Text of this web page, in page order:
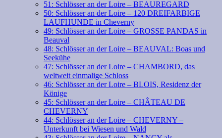
51: Schlösser an der Loire – BEAUREGARD
50: Schlösser an der Loire – 120 DREIFARBIGE
LAUFHUNDE in Cheverny
49: Schlösser an der Loire – GROSSE PANDAS in
Beauval
48: Schlösser an der Loire – BEAUVAL: Boas und
Seekühe
47: Schlösser an der Loire – CHAMBORD, das
weltweit einmalige Schloss
46: Schlösser an der Loire – BLOIS, Residenz der
Könige
45: Schlösser an der Loire – CHÂTEAU DE
CHEVERNY
44: Schlösser an der Loire – CHEVERNY –
Unterkunft bei Wiesen und Wald